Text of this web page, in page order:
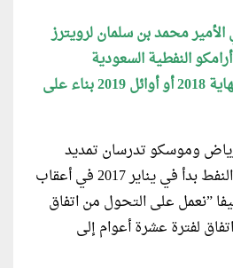
محمد بن سلمان لرويترز
أرامكو النفطية السعودية
الحكومية قد يتم في نهاية 2018 أو أوائل 2019 بناء على
وموسكو تدرسان تمديد
التعاون في كبح إنتاج النفط بدأ في يناير 2017 في أعقاب
”نعمل على التحول من اتفاق
لفترة عشرة أعوام إلى